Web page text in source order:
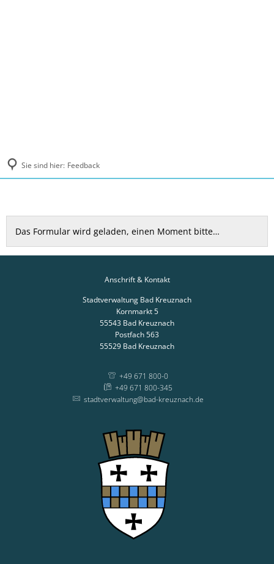
Sie sind hier: Feedback
Feedback
Das Formular wird geladen, einen Moment bitte…
Anschrift & Kontakt
Stadtverwaltung Bad Kreuznach
Kornmarkt 5
55543 Bad Kreuznach
Postfach 563
55529 Bad Kreuznach
+49 671 800-0
+49 671 800-345
stadtverwaltung@bad-kreuznach.de